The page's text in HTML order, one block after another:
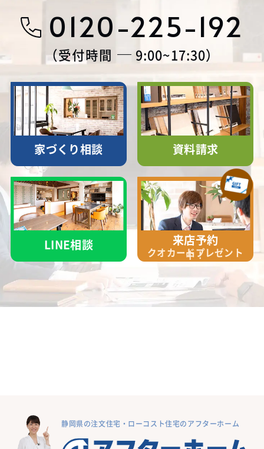
0120-225-192
受付時間 9:00~17:30
家づくり相談 資料請求
LINE相談 来店予約
クオカードプレゼント
中！
静岡県の注文住宅・ローコスト住宅のアフターホーム